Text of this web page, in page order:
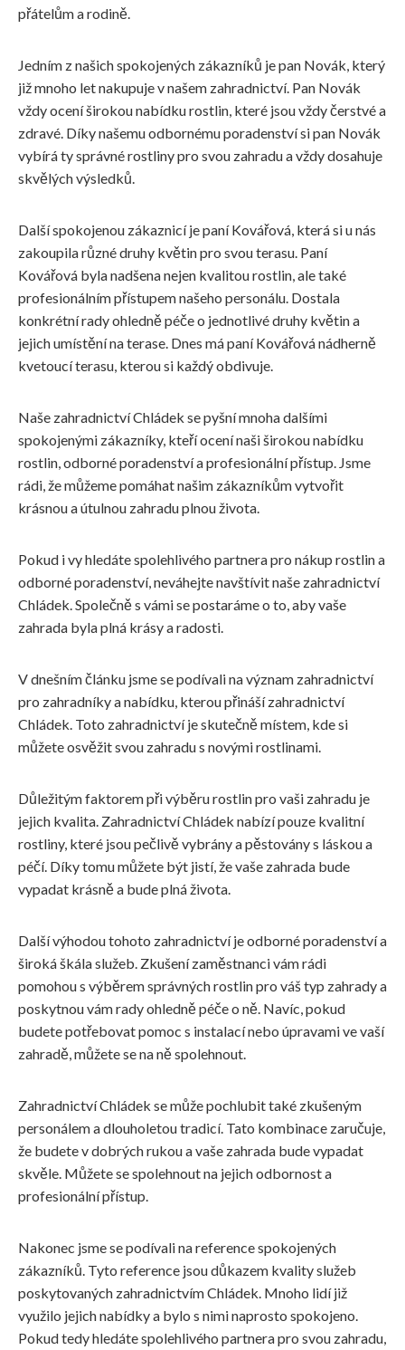
přátelům a rodině.
Jedním z našich spokojených zákazníků je pan Novák, který
již mnoho let nakupuje v našem zahradnictví. Pan Novák
vždy ocení širokou nabídku rostlin, které jsou vždy čerstvé a
zdravé. Díky našemu odbornému poradenství si pan Novák
vybírá ty správné rostliny pro svou zahradu a vždy dosahuje
skvělých výsledků.
Další spokojenou zákaznicí je paní Kovářová, která si u nás
zakoupila různé druhy květin pro svou terasu. Paní
Kovářová byla nadšena nejen kvalitou rostlin, ale také
profesionálním přístupem našeho personálu. Dostala
konkrétní rady ohledně péče o jednotlivé druhy květin a
jejich umístění na terase. Dnes má paní Kovářová nádherně
kvetoucí terasu, kterou si každý obdivuje.
Naše zahradnictví Chládek se pyšní mnoha dalšími
spokojenými zákazníky, kteří ocení naši širokou nabídku
rostlin, odborné poradenství a profesionální přístup. Jsme
rádi, že můžeme pomáhat našim zákazníkům vytvořit
krásnou a útulnou zahradu plnou života.
Pokud i vy hledáte spolehlivého partnera pro nákup rostlin a
odborné poradenství, neváhejte navštívit naše zahradnictví
Chládek. Společně s vámi se postaráme o to, aby vaše
zahrada byla plná krásy a radosti.
V dnešním článku jsme se podívali na význam zahradnictví
pro zahradníky a nabídku, kterou přináší zahradnictví
Chládek. Toto zahradnictví je skutečně místem, kde si
můžete osvěžit svou zahradu s novými rostlinami.
Důležitým faktorem při výběru rostlin pro vaši zahradu je
jejich kvalita. Zahradnictví Chládek nabízí pouze kvalitní
rostliny, které jsou pečlivě vybrány a pěstovány s láskou a
péčí. Díky tomu můžete být jistí, že vaše zahrada bude
vypadat krásně a bude plná života.
Další výhodou tohoto zahradnictví je odborné poradenství a
široká škála služeb. Zkušení zaměstnanci vám rádi
pomohou s výběrem správných rostlin pro váš typ zahrady a
poskytnou vám rady ohledně péče o ně. Navíc, pokud
budete potřebovat pomoc s instalací nebo úpravami ve vaší
zahradě, můžete se na ně spolehnout.
Zahradnictví Chládek se může pochlubit také zkušeným
personálem a dlouholetou tradicí. Tato kombinace zaručuje,
že budete v dobrých rukou a vaše zahrada bude vypadat
skvěle. Můžete se spolehnout na jejich odbornost a
profesionální přístup.
Nakonec jsme se podívali na reference spokojených
zákazníků. Tyto reference jsou důkazem kvality služeb
poskytovaných zahradnictvím Chládek. Mnoho lidí již
využilo jejich nabídky a bylo s nimi naprosto spokojeno.
Pokud tedy hledáte spolehlivého partnera pro svou zahradu,